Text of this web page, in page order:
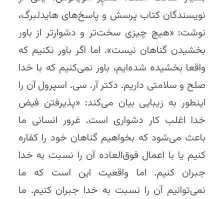
نویسندگان کتاب پرسش و پاسخ‌های هایدلبرگ،
نوشت: «هیچ چیزی سخت‌تر و دشوارتر از باور
بخشیدن گناهان نیست». اما اگر باور نکنیم که
واقعا بخشیده شده‌ایم، باور نمی‌کنیم که با خدا
صلح و سلامتی داریم. دکتر آر. سی. اسپرول آن را
اینطور به‌ زیبایی بیان می‌کند: «پذیرفتن فیض
خدا اغلب کار دشواری است. غرور انسانی ما
باعث می‌شود که بخواهیم گناهان خود را کفاره
کنیم یا با اعمال فوق‌العاده آن را نسبت به خدا
جبران کنیم. اما واقعیت این است که ما
نمی‌توانیم آن را نسبت به خدا جبران کنیم. ما